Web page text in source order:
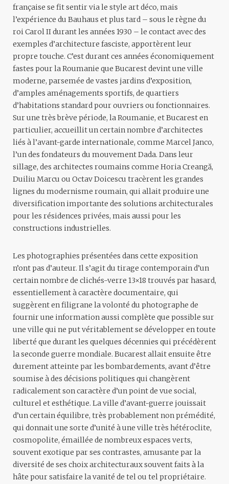
française se fit sentir via le style art déco, mais
l’expérience du Bauhaus et plus tard – sous le règne du
roi Carol II durant les années 1930 – le contact avec des
exemples d’architecture fasciste, apportèrent leur
propre touche. C’est durant ces années économiquement
fastes pour la Roumanie que Bucarest devint une ville
moderne, parsemée de vastes jardins d’exposition,
d’amples aménagements sportifs, de quartiers
d’habitations standard pour ouvriers ou fonctionnaires.
Sur une très brève période, la Roumanie, et Bucarest en
particulier, accueillit un certain nombre d’architectes
liés à l’avant-garde internationale, comme Marcel Janco,
l’un des fondateurs du mouvement Dada. Dans leur
sillage, des architectes roumains comme Horia Creangă,
Duiliu Marcu ou Octav Doicescu tracèrent les grandes
lignes du modernisme roumain, qui allait produire une
diversification importante des solutions architecturales
pour les résidences privées, mais aussi pour les
constructions industrielles.
Les photographies présentées dans cette exposition
n’ont pas d’auteur. Il s’agit du tirage contemporain d’un
certain nombre de clichés-verre 13×18 trouvés par hasard,
essentiellement à caractère documentaire, qui
suggèrent en filigrane la volonté du photographe de
fournir une information aussi complète que possible sur
une ville qui ne put véritablement se développer en toute
liberté que durant les quelques décennies qui précédèrent
la seconde guerre mondiale. Bucarest allait ensuite être
durement atteinte par les bombardements, avant d’être
soumise à des décisions politiques qui changèrent
radicalement son caractère d’un point de vue social,
culturel et esthétique. La ville d’avant-guerre jouissait
d’un certain équilibre, très probablement non prémédité,
qui donnait une sorte d’unité à une ville très hétéroclite,
cosmopolite, émaillée de nombreux espaces verts,
souvent exotique par ses contrastes, amusante par la
diversité de ses choix architecturaux souvent faits à la
hâte pour satisfaire la vanité de tel ou tel propriétaire.